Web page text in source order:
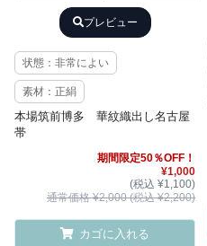
プレビュー
状態：非常によい
素材：正絹
本場筑前博多 華紋織出し名古屋
帯
期間限定50％OFF！
¥1,000
(税込 ¥1,100)
通常価格 ¥2,000 (税込 ¥2,200)
カゴに入れる